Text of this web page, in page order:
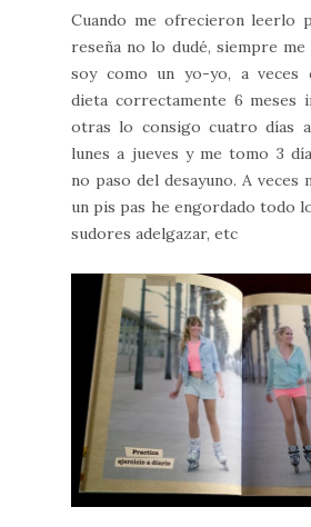
Cuando me ofrecieron leerlo
reseña no lo dudé, siempre
soy como un yo-yo, a veces
dieta correctamente 6 meses
otras lo consigo cuatro días
lunes a jueves y me tomo 3
no paso del desayuno. A veces
un pis pas he engordado todo
sudores adelgazar, etc